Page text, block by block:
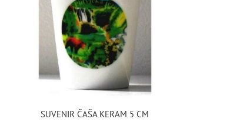
SUVENIR ČAŠA KERAM 5 CM